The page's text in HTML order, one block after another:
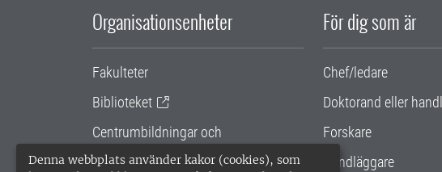
Denna webbplats använder kakor (cookies), som
Organisationsenheter
Fakulteter
Biblioteket
Centrumbildningar och
samarbetsprojekt
För dig som är
Chef/ledare
Doktorand eller
Forskare
Handläggare